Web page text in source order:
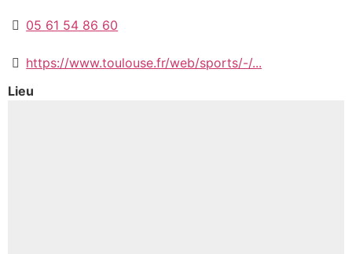
05 61 54 86 60
https://www.toulouse.fr/web/sports/-/...
Lieu